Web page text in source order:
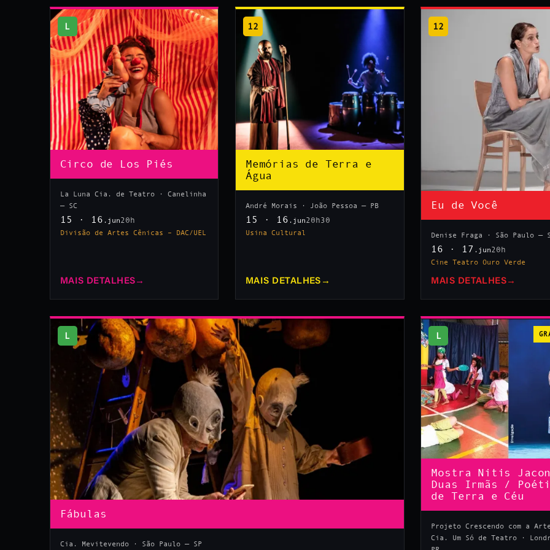
L
Circo de Los Piés
La Luna Cia. de Teatro · Canelinha
— SC
15 · 16 .jun20h
Divisão de Artes Cênicas – DAC/UEL
MAIS DETALHES →
12
Memórias de Terra e
Água
André Morais · João Pessoa — PB
15 · 16 .jun20h30
Usina Cultural
MAIS DETALHES →
12
Eu de Você
Denise Fraga · São Paulo —
16 · 17 .jun20h
Cine Teatro Ouro Verde
MAIS DETALHES →
L
Fábulas
Cia. Mevitevendo · São Paulo — SP
L
Mostra Nitis
Duas Irmãs /
de Terra e Céu
Projeto Crescendo com a
Cia. Um Só de Teatro ·